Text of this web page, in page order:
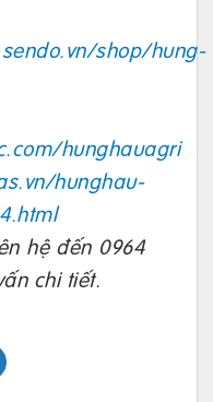
shop/hung-
hunghauagri
hunghau-
hệ đến 0964
chi tiết.